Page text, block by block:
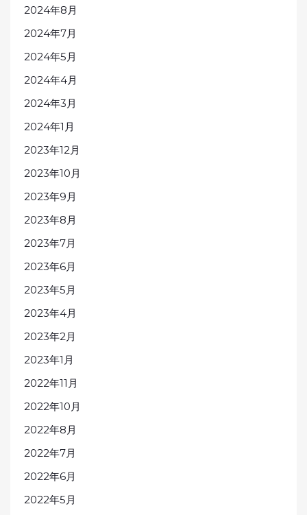
2024年8月
2024年7月
2024年5月
2024年4月
2024年3月
2024年1月
2023年12月
2023年10月
2023年9月
2023年8月
2023年7月
2023年6月
2023年5月
2023年4月
2023年2月
2023年1月
2022年11月
2022年10月
2022年8月
2022年7月
2022年6月
2022年5月